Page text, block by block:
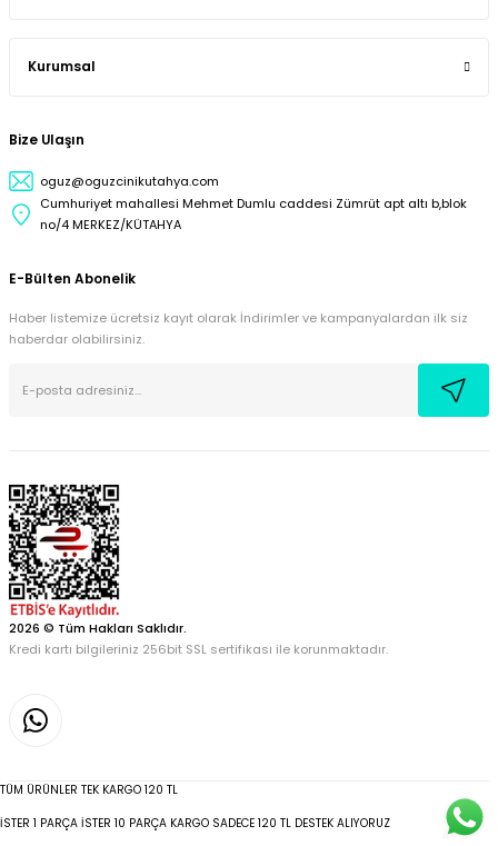
Kurumsal
Bize Ulaşın
oguz@oguzcinikutahya.com
Cumhuriyet mahallesi Mehmet Dumlu caddesi Zümrüt apt altı b,blok
no/4 MERKEZ/KÜTAHYA
E-Bülten Abonelik
Haber listemize ücretsiz kayıt olarak İndirimler ve kampanyalardan ilk siz
haberdar olabilirsiniz.
2026 © Tüm Hakları Saklıdır.
Kredi kartı bilgileriniz 256bit SSL sertifikası ile korunmaktadır.
TÜM ÜRÜNLER TEK KARGO 120 TL
İSTER 1 PARÇA İSTER 10 PARÇA KARGO SADECE 120 TL DESTEK ALIYORUZ